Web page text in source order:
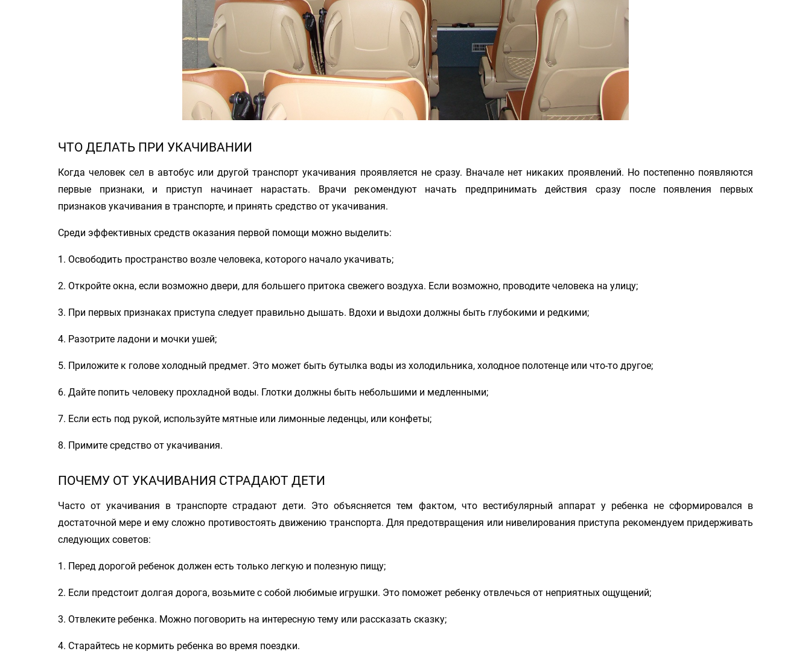
ЧТО ДЕЛАТЬ ПРИ УКАЧИВАНИИ
Когда человек сел в автобус или другой транспорт укачивания проявляется не сразу. Вначале нет никаких проявлений. Но постепенно появляются
первые признаки, и приступ начинает нарастать. Врачи рекомендуют начать предпринимать действия сразу после появления первых
признаков укачивания в транспорте, и принять средство от укачивания.
Среди эффективных средств оказания первой помощи можно выделить:
1. Освободить пространство возле человека, которого начало укачивать;
2. Откройте окна, если возможно двери, для большего притока свежего воздуха. Если возможно, проводите человека на улицу;
3. При первых признаках приступа следует правильно дышать. Вдохи и выдохи должны быть глубокими и редкими;
4. Разотрите ладони и мочки ушей;
5. Приложите к голове холодный предмет. Это может быть бутылка воды из холодильника, холодное полотенце или что-то другое;
6. Дайте попить человеку прохладной воды. Глотки должны быть небольшими и медленными;
7. Если есть под рукой, используйте мятные или лимонные леденцы, или конфеты;
8. Примите средство от укачивания.
ПОЧЕМУ ОТ УКАЧИВАНИЯ СТРАДАЮТ ДЕТИ
Часто от укачивания в транспорте страдают дети. Это объясняется тем фактом, что вестибулярный аппарат у ребенка не сформировался в
достаточной мере и ему сложно противостоять движению транспорта. Для предотвращения или нивелирования приступа рекомендуем придерживать
следующих советов:
1. Перед дорогой ребенок должен есть только легкую и полезную пищу;
2. Если предстоит долгая дорога, возьмите с собой любимые игрушки. Это поможет ребенку отвлечься от неприятных ощущений;
3. Отвлеките ребенка. Можно поговорить на интересную тему или рассказать сказку;
4. Старайтесь не кормить ребенка во время поездки.